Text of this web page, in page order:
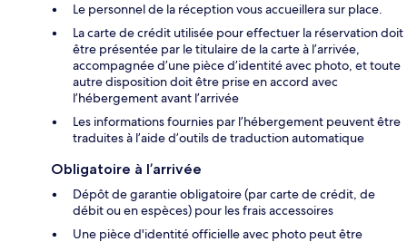
Le personnel de la réception vous accueillera sur place.
La carte de crédit utilisée pour effectuer la réservation doit
être présentée par le titulaire de la carte à l’arrivée,
accompagnée d’une pièce d’identité avec photo, et toute
autre disposition doit être prise en accord avec
l’hébergement avant l’arrivée
Les informations fournies par l’hébergement peuvent être
traduites à l’aide d’outils de traduction automatique
Obligatoire à l’arrivée
Dépôt de garantie obligatoire (par carte de crédit, de
débit ou en espèces) pour les frais accessoires
Une pièce d'identité officielle avec photo peut être